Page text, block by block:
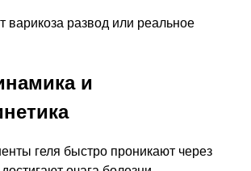
и
геля быстро проникают через